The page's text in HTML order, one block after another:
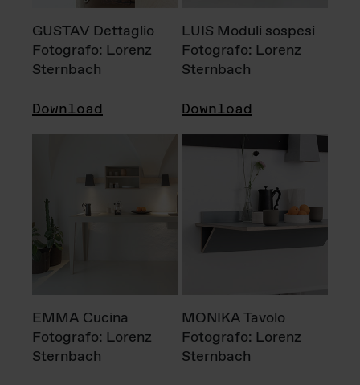
GUSTAV Dettaglio
Fotografo: Lorenz
Sternbach
Download
LUIS Moduli sospesi
Fotografo: Lorenz
Sternbach
Download
EMMA Cucina
Fotografo: Lorenz
Sternbach
MONIKA Tavolo
Fotografo: Lorenz
Sternbach